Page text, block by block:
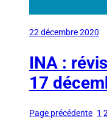
22 décembre 2020
INA :
17
Page précédente 1